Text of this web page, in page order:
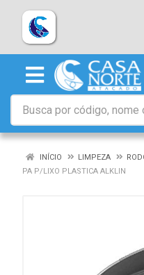
INÍCIO LIMPEZA
PA P/LIXO PLASTICA ALKLIN